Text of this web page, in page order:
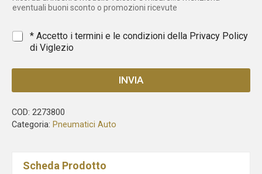
s
eventuali buoni sconto o promozioni ricevute
* * Accetto i termini e le condizioni della Privacy Policy
di Viglezio
INVIA
COD: 2273800
Categoria: Pneumatici Auto
Scheda Prodotto